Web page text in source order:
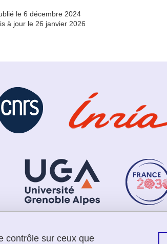
le 6 décembre 2024
à jour le 26 janvier 2026
contrôle sur ceux que